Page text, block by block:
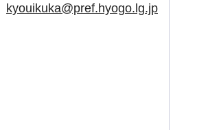
kyouikuka@pref.hyogo.lg.jp